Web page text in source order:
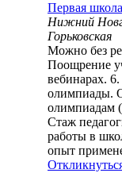
Первая
Нижний
Горьковская
Можно без
Поощрение
вебинарах.
олимпиады.
олимпиадам
Стаж
работы в
опыт